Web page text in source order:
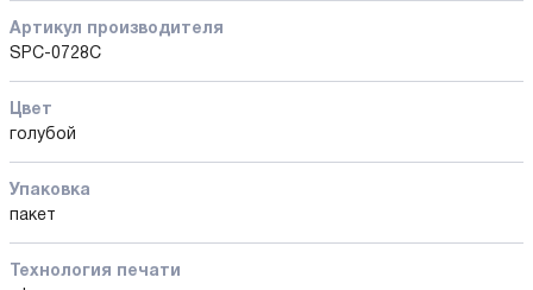
Артикул производителя
SPC-0728C
Цвет
голубой
Упаковка
пакет
Технология печати